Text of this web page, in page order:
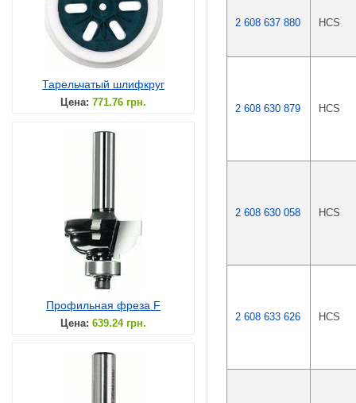
Тарельчатый шлифкруг
Цена: 771.76 грн.
Профильная фреза F
Цена: 639.24 грн.
2 608 637 880 HCS
2 608 630 879 HCS
2 608 630 058 HCS
2 608 633 626 HCS